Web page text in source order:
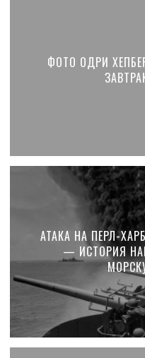
ФОТО ОДРИ
АТАКА НА ПЕРЛ-
— ИСТОРИЯ